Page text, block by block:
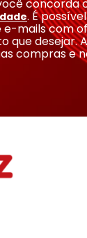
concorda
. É
mails com
que desejar.
compras e